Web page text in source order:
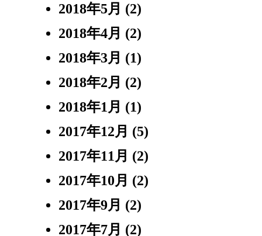
2018年5月 (2)
2018年4月 (2)
2018年3月 (1)
2018年2月 (2)
2018年1月 (1)
2017年12月 (5)
2017年11月 (2)
2017年10月 (2)
2017年9月 (2)
2017年7月 (2)